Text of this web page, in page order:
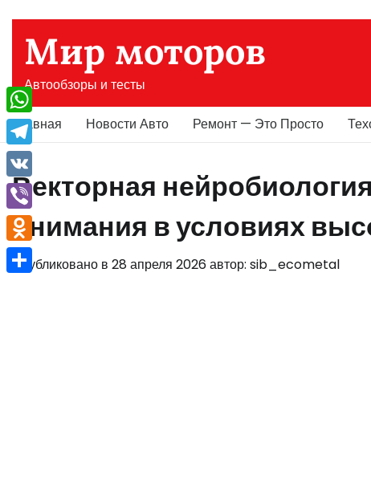
содержимому
Мир моторов
Автообзоры и тесты
Главная Новости Авто Ремонт — Это Просто
Векторная
внимания в условиях
Опубликовано в 28 апреля 2026автор: sib_ecometal
WhatsApp
Telegram
VK
Viber
Odnoklassniki